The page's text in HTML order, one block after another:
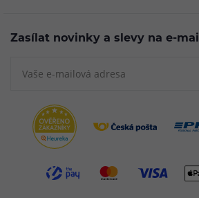
Zasílat novinky a slevy na e-mail